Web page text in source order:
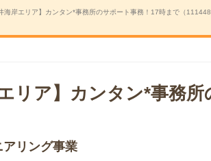
海岸エリア】カンタン*事務所のサポート事務！17時まで（
エリア】カンタン*事務
リング事業